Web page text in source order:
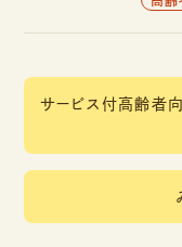
サービス付高齢者